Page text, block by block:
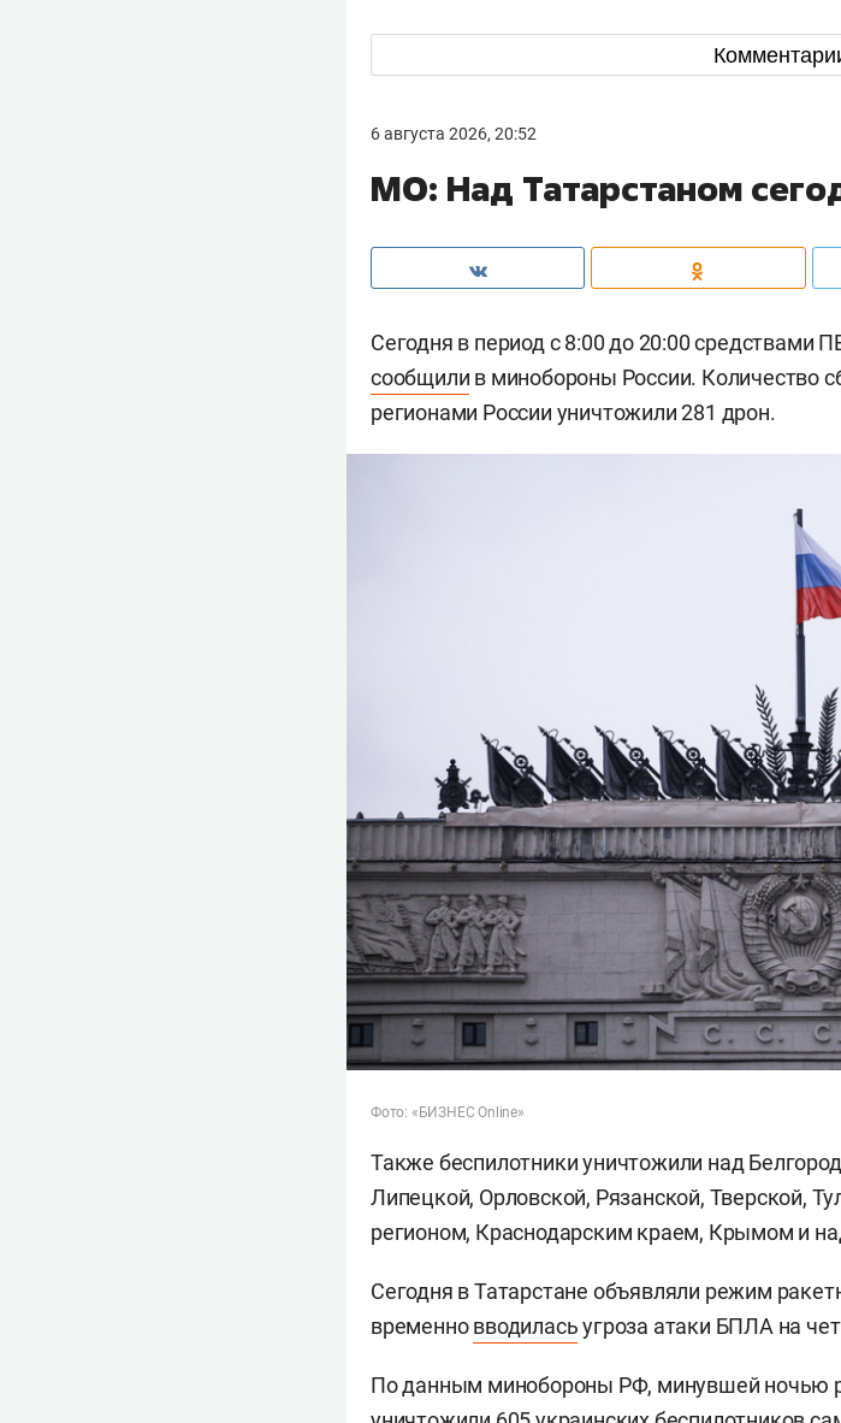
6 августа 2026, 20:52
МО: Над Татарстаном
Сегодня в период с 8:00 до 20:00 средствами
сообщили в минобороны России. Количество
регионами России уничтожили 281 дрон.
Фото: «БИЗНЕС Online»
Также беспилотники уничтожили над
Липецкой, Орловской, Рязанской, Тверской,
регионом, Краснодарским краем, Крымом и
Сегодня в Татарстане объявляли режим
временновводиласьугроза атаки БПЛА на
По данным минобороны РФ, минувшей ночью